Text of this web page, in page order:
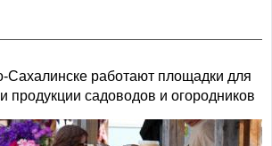
работают площадки для
продукции садоводов и огородников